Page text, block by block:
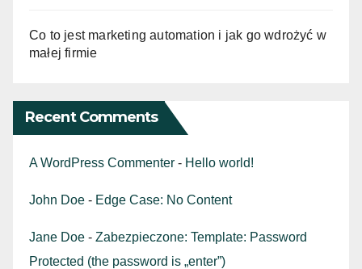
Co to jest marketing automation i jak go wdrożyć w
małej firmie
Recent Comments
A WordPress Commenter - Hello world!
John Doe - Edge Case: No Content
Jane Doe - Zabezpieczone: Template: Password
Protected (the password is „enter”)